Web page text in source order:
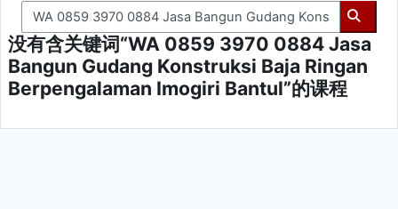
搜索课程
搜索
没有含关键词“WA 0859 3970 0884 Jasa
Bangun Gudang Konstruksi Baja Ringan
Berpengalaman Imogiri Bantul”的课程